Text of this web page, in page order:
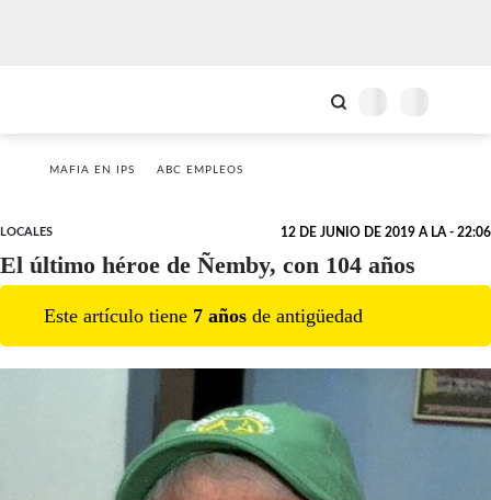
MAFIA EN IPS ABC EMPLEOS
LOCALES 12 DE JUNIO DE 2019 A LA - 22:06
El último héroe de Ñemby, con 104 años
Este artículo tiene 7 años de antigüedad